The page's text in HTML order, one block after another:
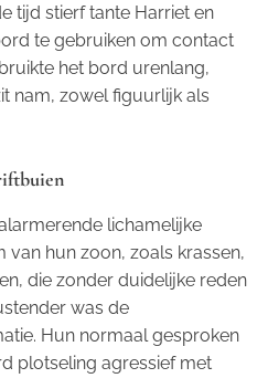
tijd stierf tante Harriet en
te gebruiken om contact
het bord urenlang,
nam, zowel figuurlijk als
lichamelijke
van hun zoon, zoals krassen,
die zonder duidelijke reden
was de
Hun normaal gesproken
plotseling agressief met